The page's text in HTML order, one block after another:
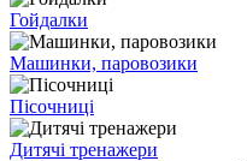
Гойдалки
Машинки, паровозики
Пісочниці
Дитячі тренажери